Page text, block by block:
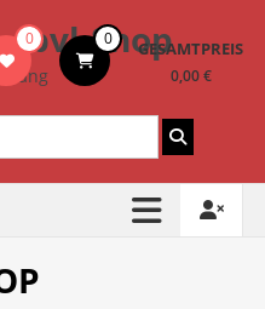
bvl-Shop
Lang
0 0 GESAMTPREIS
0,00 €